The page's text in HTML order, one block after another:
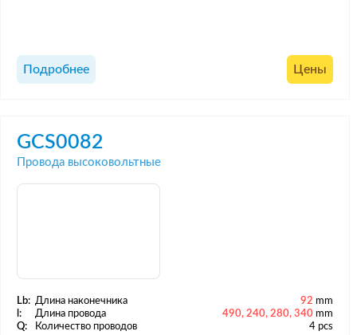
Подробнее Цены
GCS0082
Провода высоковольтные
Lb: Длина наконечника 92 mm
l:
Длина провода 490, 240, 280, 340 mm
Q:
Количество проводов 4 pcs